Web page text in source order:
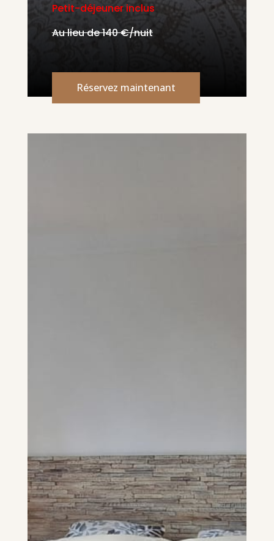
Petit-déjeuner inclus
Au lieu de 140 €/nuit
Réservez maintenant